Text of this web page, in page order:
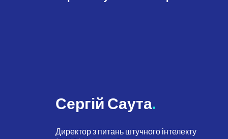
Сергій Саута.
Директор з питань штучного інтелекту